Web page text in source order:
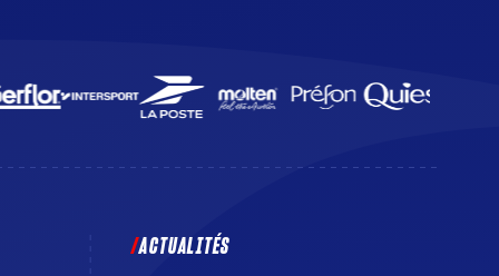
ACTUALITÉS